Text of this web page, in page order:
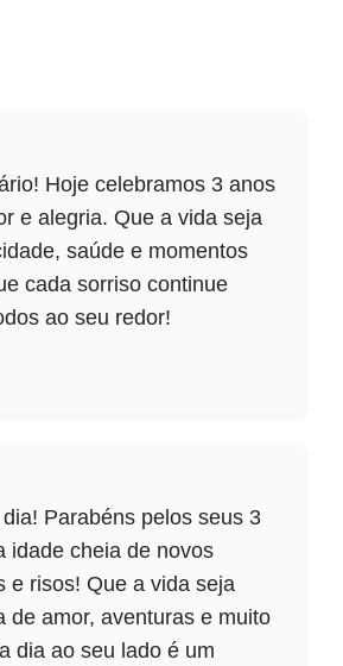
Hoje celebramos 3 anos
e alegria. Que a vida seja
saúde e momentos
cada sorriso continue
ao seu redor!
Parabéns pelos seus 3
idade cheia de novos
e risos! Que a vida seja
de amor, aventuras e muito
dia ao seu lado é um